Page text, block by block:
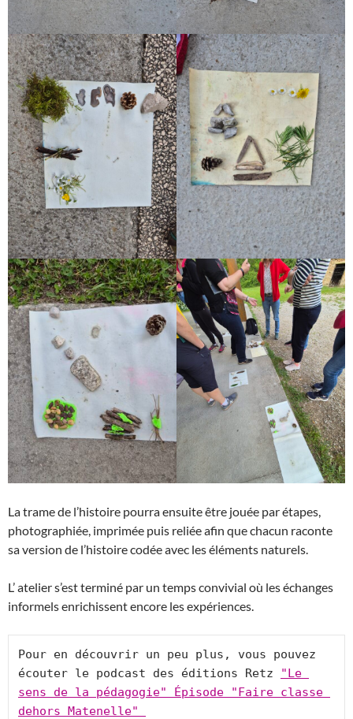
La trame de l’histoire pourra ensuite être jouée par étapes,
photographiée, imprimée puis reliée afin que chacun raconte
sa version de l’histoire codée avec les éléments naturels.
L’ atelier s’est terminé par un temps convivial où les échanges
informels enrichissent encore les expériences.
Pour en découvrir un peu plus, vous pouvez
écouter le podcast des éditions Retz
"Le
sens de la pédagogie" Épisode "Faire classe
dehors Matenelle"